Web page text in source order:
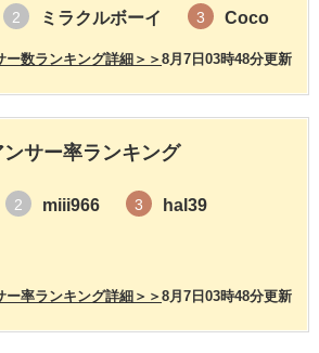
2 ミラクルボーイ 3 Coco
8月7日03時48分更新
ー数ランキング詳細＞＞
サー率ランキング
2 miii966 3 hal39
8月7日03時48分更新
ー率ランキング詳細＞＞